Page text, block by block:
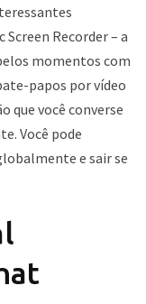
Screen Recorder – a
momentos com
papos por vídeo
que você converse
Você pode
e sair se